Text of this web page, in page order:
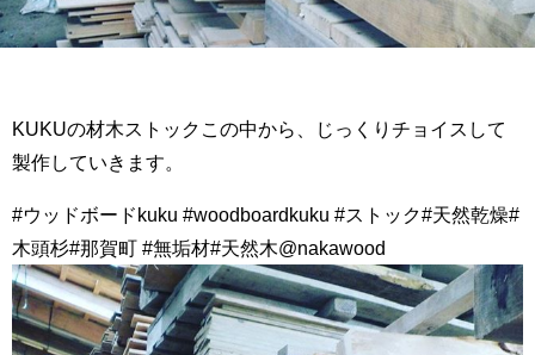
KUKUの材木ストックこの中から、じっくりチョイスして
製作していきます。
#ウッドボードkuku #woodboardkuku #ストック#天然乾燥#
木頭杉#那賀町 #無垢材#天然木@nakawood